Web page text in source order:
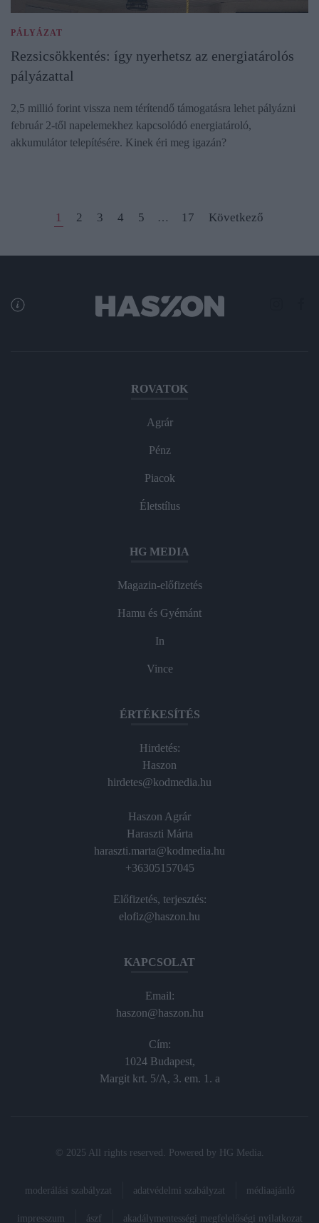
PÁLYÁZAT
Rezsicsökkentés: így nyerhetsz az energiatárolós
pályázattal
2,5 millió forint vissza nem térítendő támogatásra lehet pályázni
február 2-től napelemekhez kapcsolódó energiatároló,
akkumulátor telepítésére. Kinek éri meg igazán?
1 2 3 4 5 … 17 Következő
ROVATOK
Agrár
Pénz
Piacok
Életstílus
HG MEDIA
Magazin-előfizetés
Hamu és Gyémánt
In
Vince
ÉRTÉKESÍTÉS
Hirdetés:
Haszon
hirdetes@kodmedia.hu
Haszon Agrár
Haraszti Márta
haraszti.marta@kodmedia.hu
+36305157045
Előfizetés, terjesztés:
elofiz@haszon.hu
KAPCSOLAT
Email:
haszon@haszon.hu
Cím:
1024 Budapest,
Margit krt. 5/A, 3. em. 1. a
© 2025 All rights reserved. Powered by HG Media
moderálási szabályzat adatvédelmi szabályzat médiaajánló
impresszum ászf akadálymentességi megfelelőségi nyilatkozat